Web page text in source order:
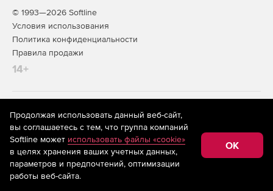
© 1993—2026 Softline
Условия использования
Политика конфиденциальности
Правила продажи
14+
На информационном ресурсе store.softline.ru применяются
рекомендательные технологии
(информационные технологии
предоставления информации на основе сбора,
систематизации и анализа сведений, относящихся к
предпочтениям пользователей сети «Интернет»,
находящихся на территории Российской Федерации)
Продолжая использовать данный веб-сайт,
вы соглашаетесь с тем, что группа компаний
Softline может использовать файлы «cookie»
в целях хранения ваших учетных данных,
параметров и предпочтений, оптимизации
работы веб-сайта.
OK